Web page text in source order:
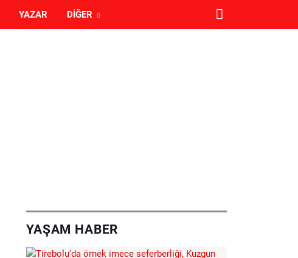
YAZAR DIĞER
YAŞAM HABER